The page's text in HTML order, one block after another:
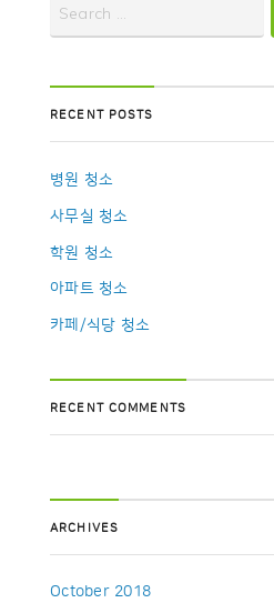
RECENT POSTS
병원 청소
사무실 청소
학원 청소
아파트 청소
카페/식당 청소
RECENT COMMENTS
ARCHIVES
October 2018